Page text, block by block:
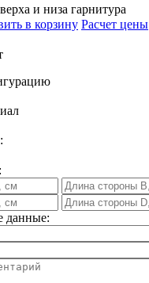
и низа гарнитура
в корзину Расчет цены
данные: